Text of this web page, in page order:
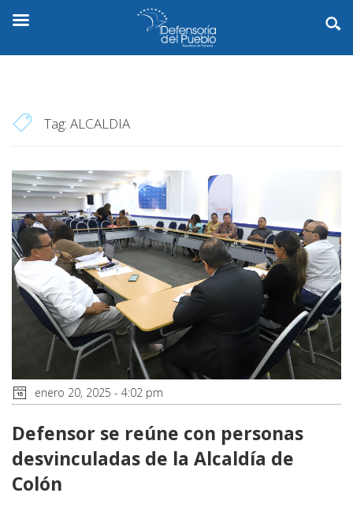
Tag: ALCALDIA
enero 20, 2025 - 4:02 pm
Defensor se reúne con personas
desvinculadas de la Alcaldía de
Colón